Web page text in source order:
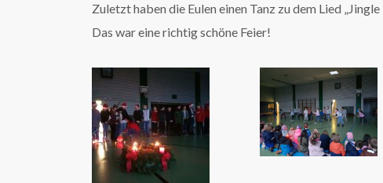
Zuletzt haben die Eulen einen Tanz zu dem Lied
Das war eine richtig schöne Feier!